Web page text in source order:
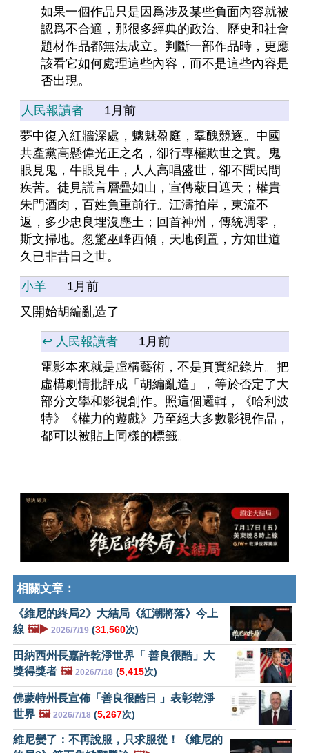
如果一個作品只是因爲涉及某些負面內容就被
認爲不合適，那很多經典的政治、歷史和社會
題材作品都無法成立。判斷一部作品時，更應
該看它如何處理這些內容，而不是這些內容是
否出現。
人民報讀者
1月前
夢中復入紅牆深處，魑魅盈庭，羣醜競逐。中國
共產黨高懸偉光正之名，卻行專權欺世之實。鬼
眼見鬼，牛眼見牛，人人高唱盛世，卻不聞民間
疾苦。徒見謊言層疊如山，宣傳蔽日遮天；權貴
朱門酒肉，百姓負重前行。江濤拍岸，東流不
返，多少忠良埋沒塵土；回首神州，傳統凋零，
斯文掃地。忽驚巫峰西傾，天地倒置，方知世道
久已非昔日之世。
小羊
1月前
又開始胡編亂造了
↩️ 人民報讀者
1月前
電影本來就是虛構藝術，不是真實紀錄片。把
虛構劇情批評成「胡編亂造」，等於否定了大
部分文學和影視創作。照這個邏輯，《哈利波
特》《權力的遊戲》乃至絕大多數影視作品，
都可以被貼上同樣的標籤。
相關文章：
《維尼的終局2》大結局《紅潮將落》今上
線 🖼️▶️ 2026/7/19 (31,560次)
田納西州長嘉許乾淨世界「 善良很酷」大
獎得獎者 🖼️ 2026/7/18 (5,415次)
佛蒙特州長宣佈「善良很酷日 」表彰乾淨
世界 🖼️ 2026/7/18 (5,267次)
維尼變了：不再說服，只求服從！《維尼的